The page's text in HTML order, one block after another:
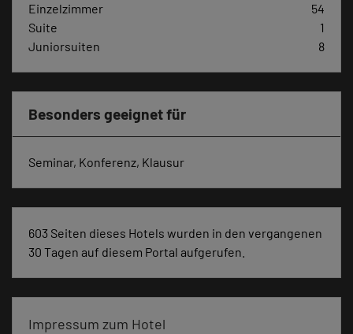
Einzelzimmer
54
Suite
1
Juniorsuiten
8
Besonders geeignet für
Seminar, Konferenz, Klausur
603 Seiten dieses Hotels wurden in den vergangenen
30 Tagen auf diesem Portal aufgerufen.
Impressum zum Hotel